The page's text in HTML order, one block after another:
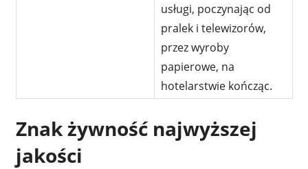
usługi, poczynając od
pralek i telewizorów,
przez wyroby
papierowe, na
hotelarstwie kończąc.
Znak żywność najwyższej
jakości